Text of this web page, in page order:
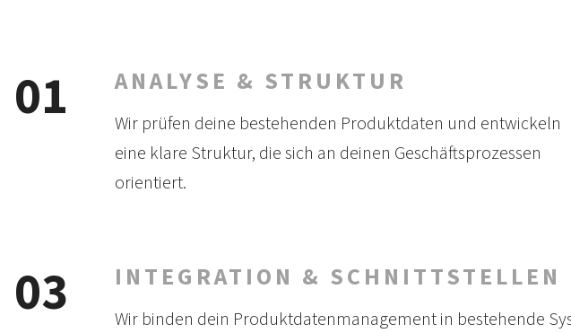
01 ANALYSE & STRUKTUR
Wir prüfen deine be­stehen­den Produkt­daten und ent­wickeln
eine klare Struk­tur, die sich an deinen Ge­schäfts­prozessen
orientiert.
03 INTEGRATION & SCHNITTSTELLEN
Wir binden dein Produkt­daten­management in beste­hende